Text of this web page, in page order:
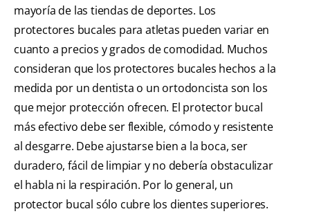
mayoría de las tiendas de deportes. Los
protectores bucales para atletas pueden variar en
cuanto a precios y grados de comodidad. Muchos
consideran que los protectores bucales hechos a la
medida por un dentista o un ortodoncista son los
que mejor protección ofrecen. El protector bucal
más efectivo debe ser flexible, cómodo y resistente
al desgarre. Debe ajustarse bien a la boca, ser
duradero, fácil de limpiar y no debería obstaculizar
el habla ni la respiración. Por lo general, un
protector bucal sólo cubre los dientes superiores.